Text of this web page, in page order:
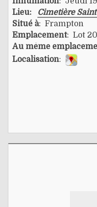
Lieu:
Cimetière
Situé à: Frampton
Emplacement: Lot
Au même
Localisation: